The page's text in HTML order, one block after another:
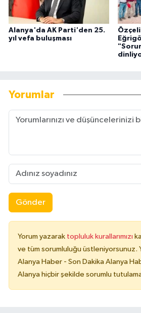
Alanya'da AK Parti'den 25.
yıl vefa buluşması
Yorumlar
Gönder
Yorum yazarak topluluk kurallarımızı
ve tüm sorumluluğu üstleniyorsunuz.
Alanya Haber - Son Dakika Alanya
Alanya hiçbir şekilde sorumlu